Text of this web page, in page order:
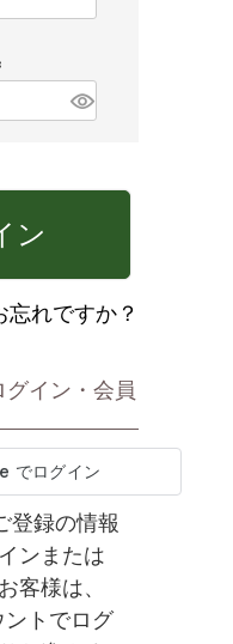
ン
れですか？
イン・会員
登録の情報
ンまたは
客様は、
ントでログ